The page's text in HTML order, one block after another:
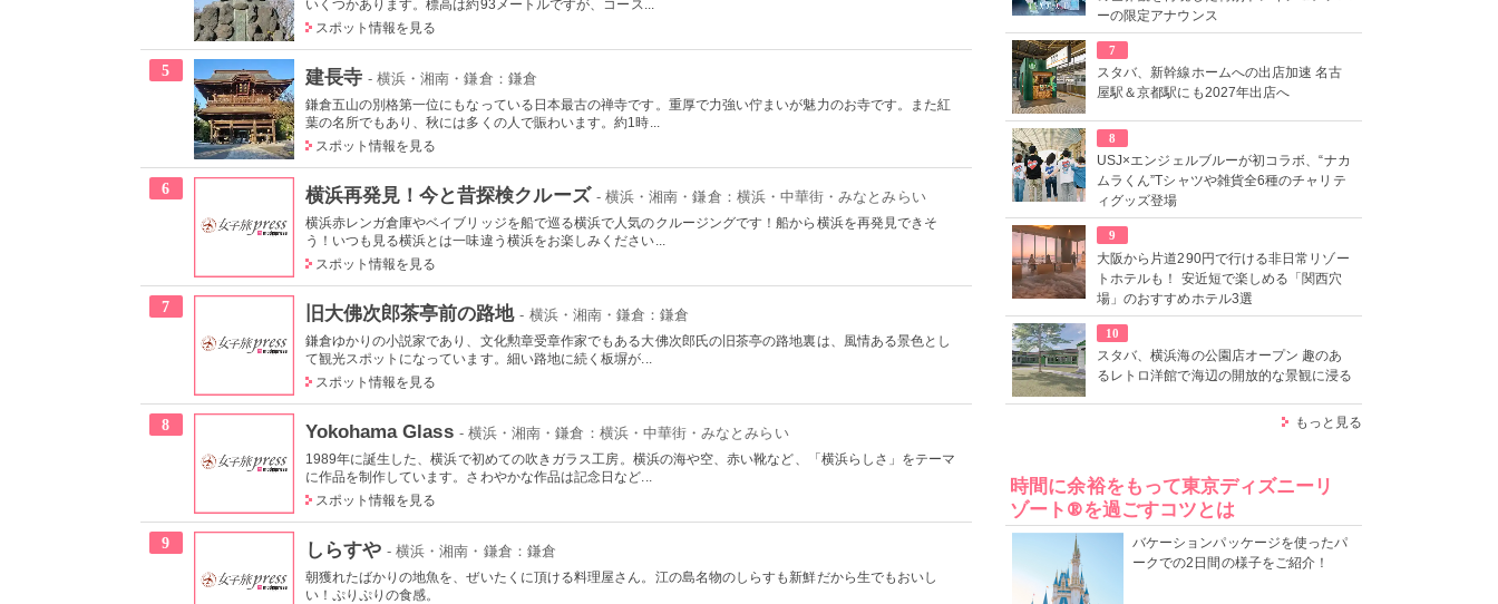
いくつかあります。標高は約93メートルですが、コース...
スポット情報を見る
5 建長寺 - 横浜・湘南・鎌倉：鎌倉
鎌倉五山の別格第一位にもなっている日本最古の禅寺です。重厚で力強い佇まいが魅力のお寺です。また紅
葉の名所でもあり、秋には多くの人で賑わいます。約1時...
スポット情報を見る
6 横浜再発見！今と昔探検クルーズ - 横浜・湘南・鎌倉：横浜・中華街・みなとみらい
横浜赤レンガ倉庫やベイブリッジを船で巡る横浜で人気のクルージングです！船から横浜を再発見できそ
う！いつも見る横浜とは一味違う横浜をお楽しみください...
スポット情報を見る
7 旧大佛次郎茶亭前の路地 - 横浜・湘南・鎌倉：鎌倉
鎌倉ゆかりの小説家であり、文化勲章受章作家でもある大佛次郎氏の旧茶亭の路地裏は、風情ある景色とし
て観光スポットになっています。細い路地に続く板塀が...
スポット情報を見る
8 Yokohama Glass - 横浜・湘南・鎌倉：横浜・中華街・みなとみらい
1989年に誕生した、横浜で初めての吹きガラス工房。横浜の海や空、赤い靴など、「横浜らしさ」をテーマ
に作品を制作しています。さわやかな作品は記念日など...
スポット情報を見る
9 しらすや - 横浜・湘南・鎌倉：鎌倉
朝獲れたばかりの地魚を、ぜいたくに頂ける料理屋さん。江の島名物のしらすも新鮮だから生でもおいし
い！ぷりぷりの食感。
ーの限定アナウンス
7
スタバ、新幹線ホームへの出店加速 名古
屋駅＆京都駅にも2027年出店へ
8
USJ×エンジェルブルーが初コラボ、“ナカ
ムラくん”Tシャツや雑貨全6種のチャリテ
ィグッズ登場
9
大阪から片道290円で行ける非日常リゾー
トホテルも！ 安近短で楽しめる「関西穴
場」のおすすめホテル3選
10
スタバ、横浜海の公園店オープン 趣のあ
るレトロ洋館で海辺の開放的な景観に浸る
もっと見る
時間に余裕をもって東京ディズニーリ
ゾート®を過ごすコツとは
バケーションパッケージを使ったパ
ークでの2日間の様子をご紹介！